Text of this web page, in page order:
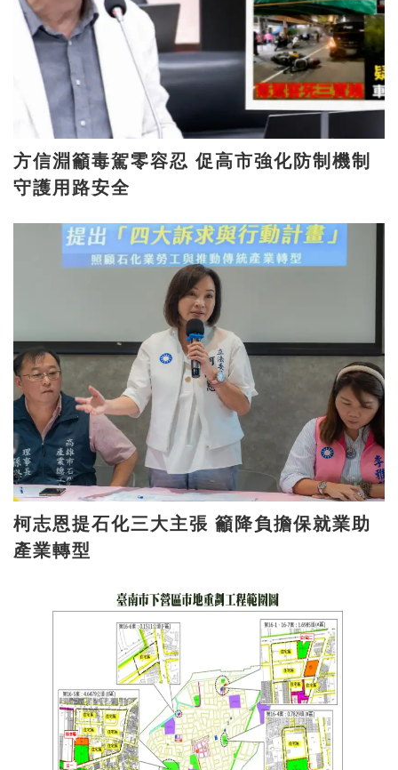
方信淵籲毒駕零容忍 促高市強化防制機制
守護用路安全
柯志恩提石化三大主張 籲降負擔保就業助
產業轉型